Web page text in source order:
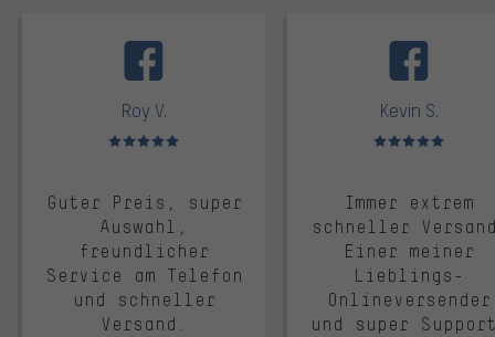
Roy V.
Bewertungen: 5 von 5
Guter Preis, super
Auswahl,
freundlicher
Service am Telefon
und schneller
Versand.
Kevin S.
Bewertungen: 5 von 5
Immer extrem
schneller
Einer meiner
Lieblings-
Onlineversender
und super